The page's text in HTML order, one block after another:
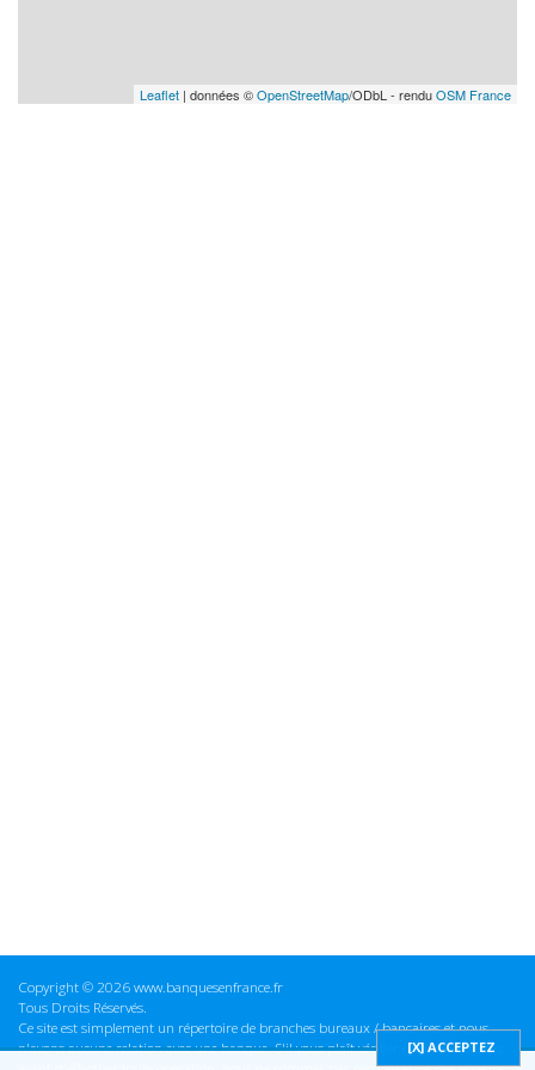
Leaflet | données ©OpenStreetMap/ODbL - renduOSM France
Copyright © 2026 www.banquesenfrance.fr
Tous Droits Réservés.
Ce site est simplement un répertoire de branches bureaux / bancaires et nous
n'avons aucune relation avec une banque. S'il vous plaît vérifier ces informations